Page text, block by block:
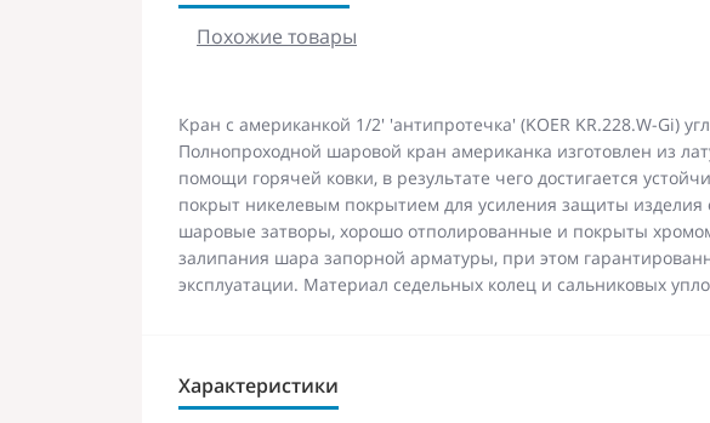
Похожие товары
Кран с американкой 1/2' 'антипротечка' (KOER KR.228.W-Gi)
Полнопроходной шаровой кран американка изготовлен из
помощи горячей ковки, в результате чего достигается
покрыт никелевым покрытием для усиления защиты изделия
шаровые затворы, хорошо отполированные и покрыты
залипания шара запорной арматуры, при этом
эксплуатации. Материал седельных колец и сальниковых
Характеристики